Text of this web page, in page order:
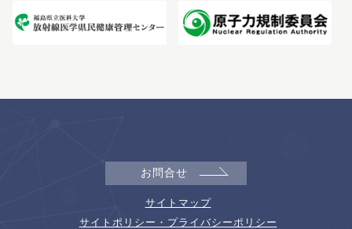
お問合せ
サイトマップ
サイトポリシー・プライバシーポリシー